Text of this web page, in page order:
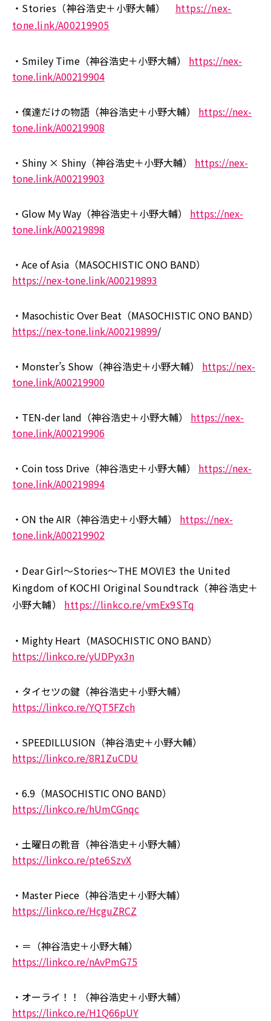
・Stories（神谷浩史＋小野大輔） https://nex-
tone.link/A00219905
・Smiley Time（神谷浩史＋小野大輔） https://nex-
tone.link/A00219904
・僕達だけの物語（神谷浩史＋小野大輔） https://nex-
tone.link/A00219908
・Shiny × Shiny（神谷浩史＋小野大輔） https://nex-
tone.link/A00219903
・Glow My Way（神谷浩史＋小野大輔） https://nex-
tone.link/A00219898
・Ace of Asia（MASOCHISTIC ONO BAND）
https://nex-tone.link/A00219893
・Masochistic Over Beat（MASOCHISTIC ONO BAND）
https://nex-tone.link/A00219899/
・Monster’s Show（神谷浩史＋小野大輔） https://nex-
tone.link/A00219900
・TEN-der land（神谷浩史＋小野大輔） https://nex-
tone.link/A00219906
・Coin toss Drive（神谷浩史＋小野大輔） https://nex-
tone.link/A00219894
・ON the AIR（神谷浩史＋小野大輔） https://nex-
tone.link/A00219902
・Dear Girl〜Stories〜THE MOVIE3 the United
Kingdom of KOCHI Original Soundtrack（神谷浩史＋
小野大輔） https://linkco.re/vmEx9STq
・Mighty Heart（MASOCHISTIC ONO BAND）
https://linkco.re/yUDPyx3n
・タイセツの鍵（神谷浩史＋小野大輔）
https://linkco.re/YQT5FZch
・SPEEDILLUSION（神谷浩史＋小野大輔）
https://linkco.re/8R1ZuCDU
・6.9（MASOCHISTIC ONO BAND）
https://linkco.re/hUmCGnqc
・土曜日の靴音（神谷浩史＋小野大輔）
https://linkco.re/pte6SzvX
・Master Piece（神谷浩史＋小野大輔）
https://linkco.re/HcguZRCZ
・＝（神谷浩史＋小野大輔）
https://linkco.re/nAvPmG75
・オーライ！！（神谷浩史＋小野大輔）
https://linkco.re/H1Q66pUY